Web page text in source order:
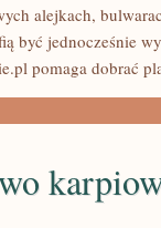
alejkach,
być jednocześnie
pomaga dobrać